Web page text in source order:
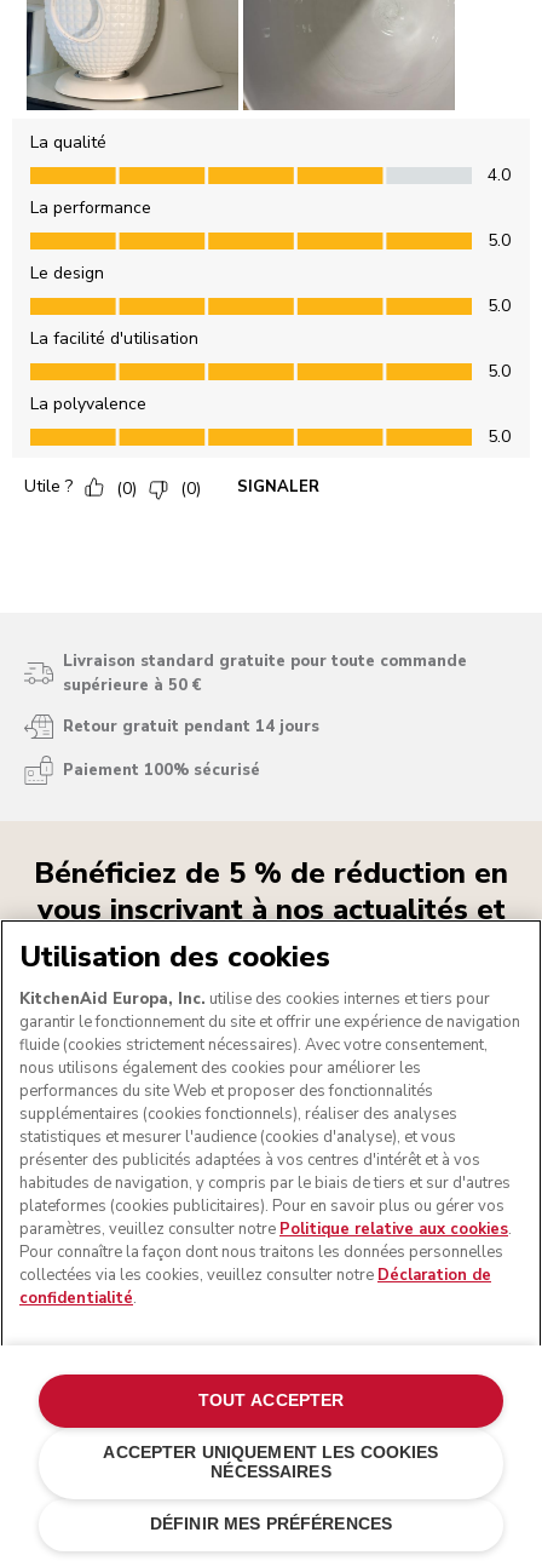
Économies de
coûts € 319,60
Livraison standard gratuite pour toute commande
supérieure à 50 €
Retour gratuit pendant 14 jours
Paiement 100% sécurisé
Bénéficiez de 5 % de réduction en
vous inscrivant à nos actualités et
nos offres
Consultez notreDéclaration de confidentialité
Votre adresse e-mail
Prénom
Nom de famille
J’accepte que KitchenAid Europa Inc. traite mes données
personnelles afin de m’envoyer des communications
marketing par voie électronique.
J’accepte que KitchenAid Europa Inc. traite mes données
personnelles pour mener des opérations de profilage et
m’envoyer des communications marketing personnalisées.
Développer
S’INSCRIRE
Utilisation des cookies
KitchenAid Europa, Inc. utilise des cookies internes et tiers pour
garantir le fonctionnement du site et offrir une expérience de navigation
fluide (cookies strictement nécessaires). Avec votre consentement,
nous utilisons également des cookies pour améliorer les
performances du site Web et proposer des fonctionnalités
supplémentaires (cookies fonctionnels), réaliser des analyses
statistiques et mesurer l'audience (cookies d'analyse), et vous
présenter des publicités adaptées à vos centres d'intérêt et à vos
habitudes de navigation, y compris par le biais de tiers et sur d'autres
plateformes (cookies publicitaires). Pour en savoir plus ou gérer vos
paramètres, veuillez consulter notre Politique relative aux cookies.
Pour connaître la façon dont nous traitons les données personnelles
collectées via les cookies, veuillez consulter notre Déclaration de
confidentialité.
DÉFINIR MES PRÉFÉRENCES
ACCEPTER UNIQUEMENT LES COOKIES
NÉCESSAIRES
TOUT ACCEPTER